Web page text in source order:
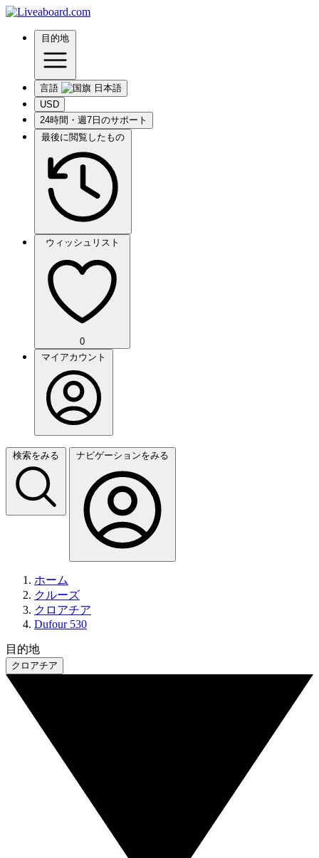
目的地
言語
USD
24時間・週7日のサポート
最後に閲覧したもの
ウィッシュリスト
0
マイアカウント
検索をみる ナビゲーションをみる
ホーム
クルーズ
クロアチア
Dufour 530
目的地
クロアチア